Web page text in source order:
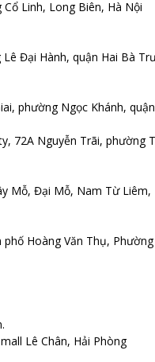
Linh, Long Biên, Hà Nội
Đại Hành, quận Hai Bà
phường Ngọc Khánh,
72A Nguyễn Trãi, phường
Mỗ, Đại Mỗ, Nam Từ Liêm,
Hoàng Văn Thụ,
Lê Chân, Hải Phòng